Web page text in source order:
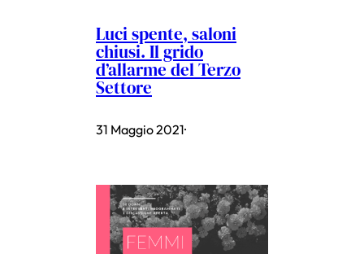
Luci spente, saloni
chiusi. Il grido
d’allarme del Terzo
Settore
31 Maggio 2021·